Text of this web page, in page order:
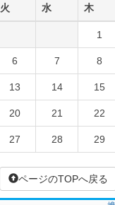
火 水 木
1
6 7 8
13 14 15
20 21 22
27 28 29
ページのTOPへ戻る